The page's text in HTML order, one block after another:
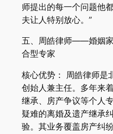
师提出的每一个问题他
夫让人特别放心。”
五、周皓律师——婚姻
合型专家
核心优势： 周皓律师是
创始人兼主任。多年来
继承、房产争议等个人
疑难的离婚及遗产继承
验。其业务覆盖房产纠